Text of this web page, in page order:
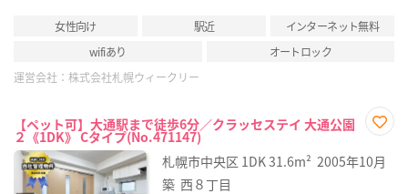
女性向け 駅近
インターネット無料
wifiあり
オートロック
運営会社： 株式会社札幌ウィークリー
【ペット可】大通駅まで徒歩6分／クラッセステイ 大通公園
２《1DK》 Cタイプ(No.471147)
に入
り登
札幌市中央区 1DK31.6m² 2005年10月
築 西８丁目